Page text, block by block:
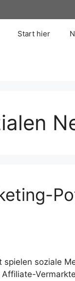
Start hier
soziale